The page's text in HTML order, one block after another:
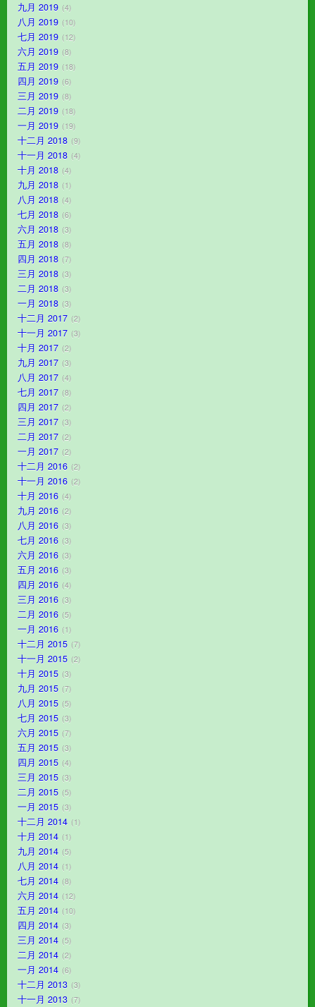
九月 2019 4
八月 2019 10
七月 2019 12
六月 2019 8
五月 2019 18
四月 2019 6
三月 2019 8
二月 2019 18
一月 2019 19
十二月 2018 9
十一月 2018 4
十月 2018 4
九月 2018 1
八月 2018 4
七月 2018 6
六月 2018 3
五月 2018 8
四月 2018 7
三月 2018 3
二月 2018 3
一月 2018 3
十二月 2017 2
十一月 2017 3
十月 2017 2
九月 2017 3
八月 2017 4
七月 2017 8
四月 2017 2
三月 2017 3
二月 2017 2
一月 2017 2
十二月 2016 2
十一月 2016 2
十月 2016 4
九月 2016 2
八月 2016 3
七月 2016 3
六月 2016 3
五月 2016 3
四月 2016 4
三月 2016 3
二月 2016 5
一月 2016 1
十二月 2015 7
十一月 2015 2
十月 2015 3
九月 2015 7
八月 2015 5
七月 2015 3
六月 2015 7
五月 2015 3
四月 2015 4
三月 2015 3
二月 2015 5
一月 2015 3
十二月 2014 1
十月 2014 1
九月 2014 5
八月 2014 1
七月 2014 8
六月 2014 12
五月 2014 10
四月 2014 3
三月 2014 5
二月 2014 2
一月 2014 6
十二月 2013 3
十一月 2013 7